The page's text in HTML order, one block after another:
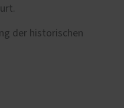
der historischen